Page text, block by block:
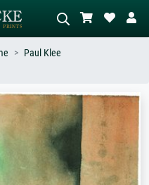
Décrivez la scène – ex. prairie verte,
abstrait avec beaucoup de rouge,
tableau sombre, nu debout près d'un
Paul Klee